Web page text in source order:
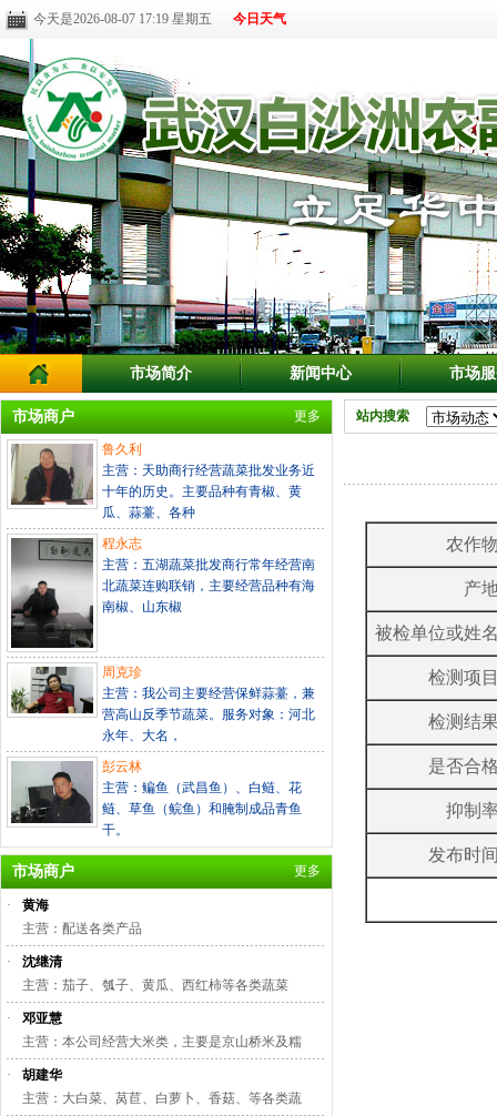
今天是2026-08-07 17:19 星期五 今日天气
市场简介 新闻中心 市场
市场商户 更多
鲁久利
主营：天助商行经营蔬菜批发业务近
十年的历史。主要品种有青椒、黄
瓜、蒜薹、各种
程永志
主营：五湖蔬菜批发商行常年经营南
北蔬菜连购联销，主要经营品种有海
南椒、山东椒
周克珍
主营：我公司主要经营保鲜蒜薹，兼
营高山反季节蔬菜。服务对象：河北
永年、大名，
彭云林
主营：鳊鱼（武昌鱼）、白鲢、花
鲢、草鱼（鲩鱼）和腌制成品青鱼
干。
市场商户 更多
·
黄海
主营：配送各类产品
·
沈继清
主营：茄子、瓠子、黄瓜、西红柿等各类蔬菜
·
邓亚慧
主营：本公司经营大米类，主要是京山桥米及糯
·
胡建华
主营：大白菜、莴苣、白萝卜、香菇、等各类蔬
站内搜索
农作
产
被检单位或姓
检测项
检测结
是否合
抑制
发布时